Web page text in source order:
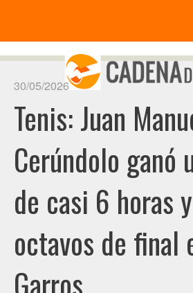
30/05/2026
Tenis: Juan
Cerúndolo ganó
de casi 6 horas
octavos de final
Garros